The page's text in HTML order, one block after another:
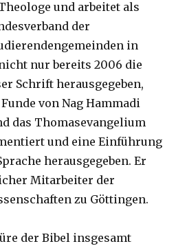
und arbeitet als
der
in
nur bereits 2006 die
Schrift herausgegeben,
von Nag Hammadi
das Thomasevangelium
und eine Einführung
herausgegeben. Er
Mitarbeiter der
zu Göttingen.
der Bibel insgesamt